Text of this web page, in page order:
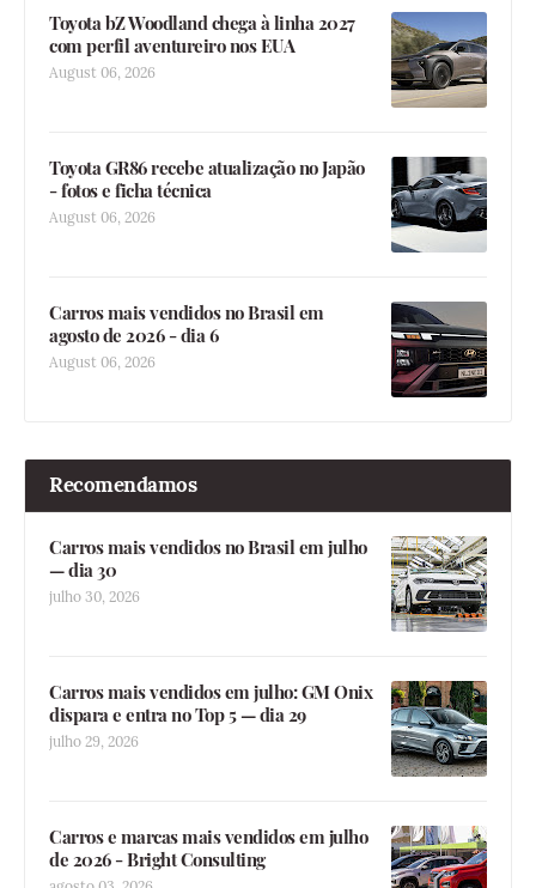
Toyota bZ Woodland chega à linha 2027
com perfil aventureiro nos EUA
August 06, 2026
Toyota GR86 recebe atualização no Japão
- fotos e ficha técnica
August 06, 2026
Carros mais vendidos no Brasil em
agosto de 2026 - dia 6
August 06, 2026
Recomendamos
Carros mais vendidos no Brasil em julho
— dia 30
julho 30, 2026
Carros mais vendidos em julho: GM Onix
dispara e entra no Top 5 — dia 29
julho 29, 2026
Carros e marcas mais vendidos em julho
de 2026 - Bright Consulting